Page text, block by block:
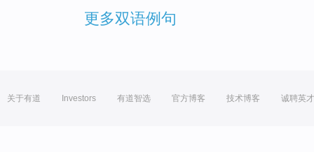
更多双语例句
关于有道 Investors 有道智选 官方博客 技术博客 诚聘英才